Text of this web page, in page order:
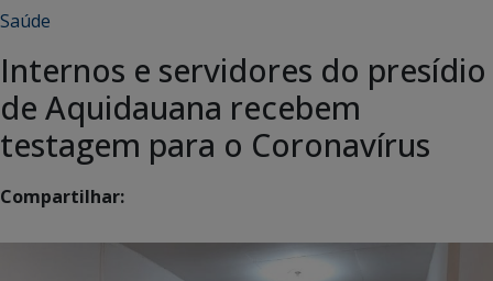
Saúde
Internos e servidores do presídio
de Aquidauana recebem
testagem para o Coronavírus
Compartilhar: